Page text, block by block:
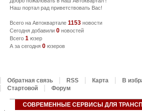
Наш портал рад приветствовать Вас!
Всего на Автоквартале 1153 новости
Сегодня добавили 0 новостей
Всего 1 юзер
А за сегодня 0 юзеров
Обратная связь RSS Карта
В
Стартовой
Форум
СОВРЕМЕННЫЕ СЕРВИСЫ ДЛЯ